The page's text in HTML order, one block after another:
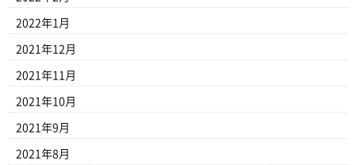
2022年1月
2021年12月
2021年11月
2021年10月
2021年9月
2021年8月